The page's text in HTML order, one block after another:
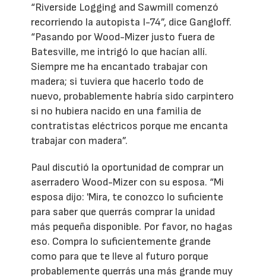
“Riverside Logging and Sawmill comenzó
recorriendo la autopista I-74”, dice Gangloff.
“Pasando por Wood-Mizer justo fuera de
Batesville, me intrigó lo que hacían allí.
Siempre me ha encantado trabajar con
madera; si tuviera que hacerlo todo de
nuevo, probablemente habría sido carpintero
si no hubiera nacido en una familia de
contratistas eléctricos porque me encanta
trabajar con madera”.
Paul discutió la oportunidad de comprar un
aserradero Wood-Mizer con su esposa. “Mi
esposa dijo: 'Mira, te conozco lo suficiente
para saber que querrás comprar la unidad
más pequeña disponible. Por favor, no hagas
eso. Compra lo suficientemente grande
como para que te lleve al futuro porque
probablemente querrás una más grande muy